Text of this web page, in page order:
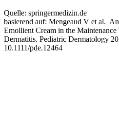
Quelle: springermedizin.de
basierend auf: Mengeaud V et al.
Emollient Cream in the
Dermatitis. Pediatric Dermatology
10.1111/pde.12464